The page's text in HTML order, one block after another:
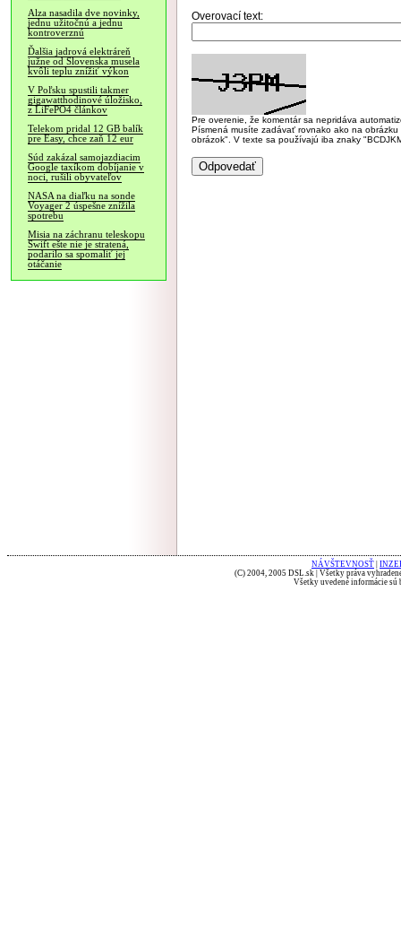
Alza nasadila dve novinky,
jednu užitočnú a jednu
kontroverznú
Ďalšia jadrová elektráreň
južne od Slovenska musela
kvôli teplu znížiť výkon
V Poľsku spustili takmer
gigawatthodinové úložisko,
z LiFePO4 článkov
Telekom pridal 12 GB balík
pre Easy, chce zaň 12 eur
Súd zakázal samojazdiacim
Google taxíkom dobíjanie v
noci, rušili obyvateľov
NASA na diaľku na sonde
Voyager 2 úspešne znížila
spotrebu
Misia na záchranu teleskopu
Swift ešte nie je stratená,
podarilo sa spomaliť jej
otáčanie
Overovací text:
Pre overenie, že komentár sa nepridáva
Písmená musíte zadávať rovnako ako na
obrázok". V texte sa používajú iba znaky
NÁVŠTEVNOSŤ
(C) 2004, 2005 DSL.sk | Všetky práva
Všetky uvedené informácie sú